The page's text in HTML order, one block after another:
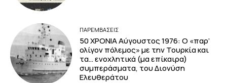
ΠΑΡΕΜΒΑΣΕΙΣ
50 ΧΡΟΝΙΑ Αύγουστος 1976: Ο «παρ’
ολίγον πόλεμος» με την Τουρκία και
τα… ενοχλητικά (μα επίκαιρα)
συμπεράσματα, του Διονύση
Ελευθεράτου